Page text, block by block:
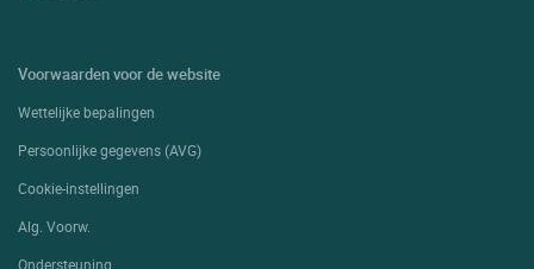
Voorwaarden voor de website
Wettelijke bepalingen
Persoonlijke gegevens (AVG)
Cookie-instellingen
Alg. Voorw.
Ondersteuning